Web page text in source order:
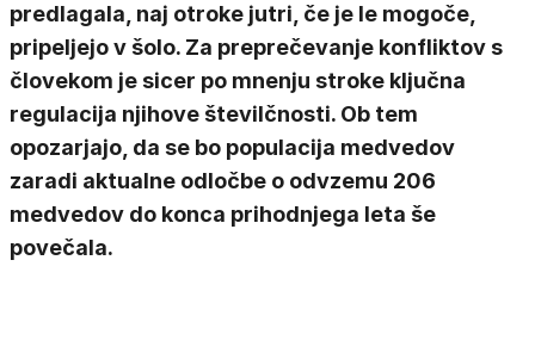
predlagala, naj otroke jutri, če je le mogoče,
pripeljejo v šolo. Za preprečevanje konfliktov s
človekom je sicer po mnenju stroke ključna
regulacija njihove številčnosti. Ob tem
opozarjajo, da se bo populacija medvedov
zaradi aktualne odločbe o odvzemu 206
medvedov do konca prihodnjega leta še
povečala.